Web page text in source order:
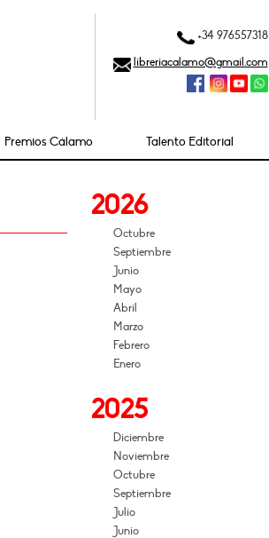
+34 976557318
libreriacalamo@gmail.com
Premios Cálamo Talento Editorial
2026
Octubre
Septiembre
Junio
Mayo
Abril
Marzo
Febrero
Enero
2025
Diciembre
Noviembre
Octubre
Septiembre
Julio
Junio